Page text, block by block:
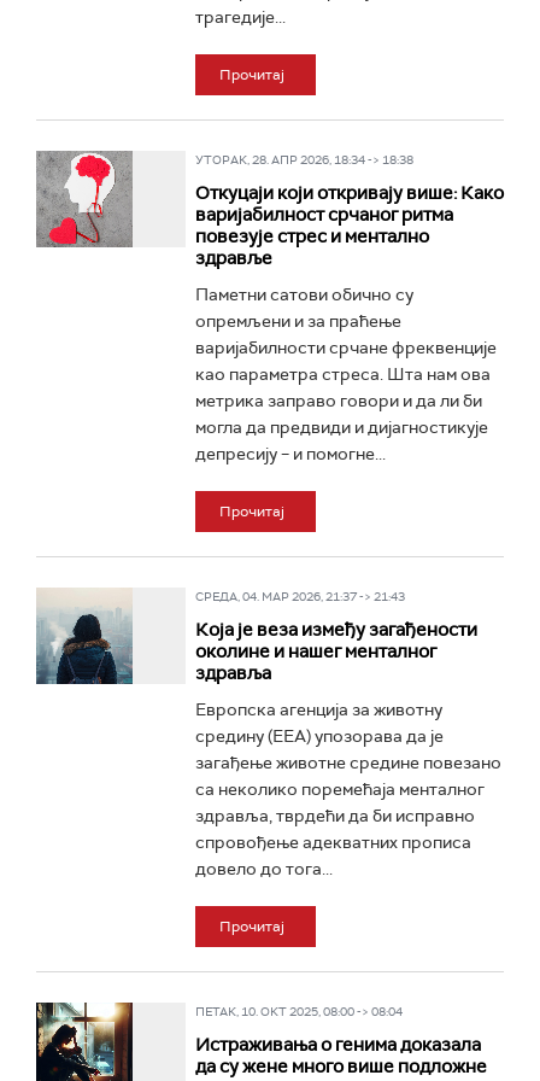
трагедије...
Прочитај
УТОРАК, 28. АПР 2026, 18:34 -> 18:38
Откуцаји који откривају више: Како
варијабилност срчаног ритма
повезује стрес и ментално
здравље
Паметни сатови обично су
опремљени и за праћење
варијабилности срчане фреквенције
као параметра стреса. Шта нам ова
метрика заправо говори и да ли би
могла да предвиди и дијагностикује
депресију – и помогне...
Прочитај
СРЕДА, 04. МАР 2026, 21:37 -> 21:43
Која је веза између загађености
околине и нашег менталног
здравља
Европска агенција за животну
средину (ЕЕА) упозорава да је
загађење животне средине повезано
са неколико поремећаја менталног
здравља, тврдећи да би исправно
спровођење адекватних прописа
довело до тога...
Прочитај
ПЕТАК, 10. ОКТ 2025, 08:00 -> 08:04
Истраживања о генима доказала
да су жене много више подложне